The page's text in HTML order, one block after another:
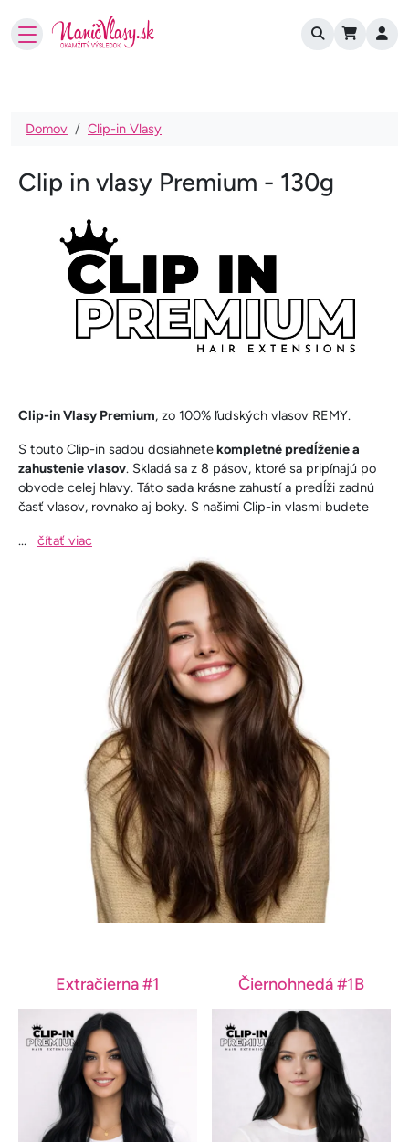
User account
Omrvinka
Domov Clip-in Vlasy
Clip in vlasy Premium - 130g
Clip-in Vlasy Premium, zo 100% ľudských vlasov REMY.
S touto Clip-in sadou dosiahnetekompletné predĺženie a
zahustenie vlasov. Skladá sa z 8 pásov, ktoré sa pripínajú po
obvode celej hlavy. Táto sada krásne zahustí a predĺži zadnú
časť vlasov, rovnako aj boky. S našimi Clip-in vlasmi budete
... čítať viac
Extračierna #1 Čiernohnedá #1B